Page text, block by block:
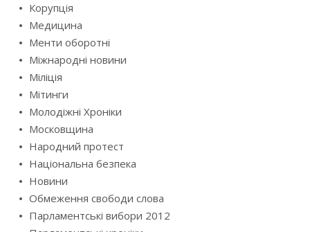
Корупція
Медицина
Менти оборотні
Міжнародні новини
Міліція
Мітинги
Молодіжні Хроніки
Московщина
Народний протест
Національна безпека
Новини
Обмеження свободи слова
Парламентські вибори 2012